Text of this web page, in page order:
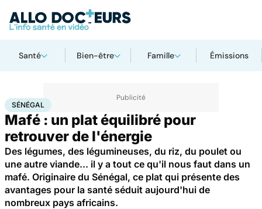
Santé Bien-être Famille Émissions
AccueilBien-être Sénégal
SÉNÉGAL
Mafé : un plat équilibré pour
retrouver de l'énergie
Des légumes, des légumineuses, du riz, du poulet ou
une autre viande... il y a tout ce qu'il nous faut dans un
mafé. Originaire du Sénégal, ce plat qui présente des
avantages pour la santé séduit aujourd'hui de
nombreux pays africains.